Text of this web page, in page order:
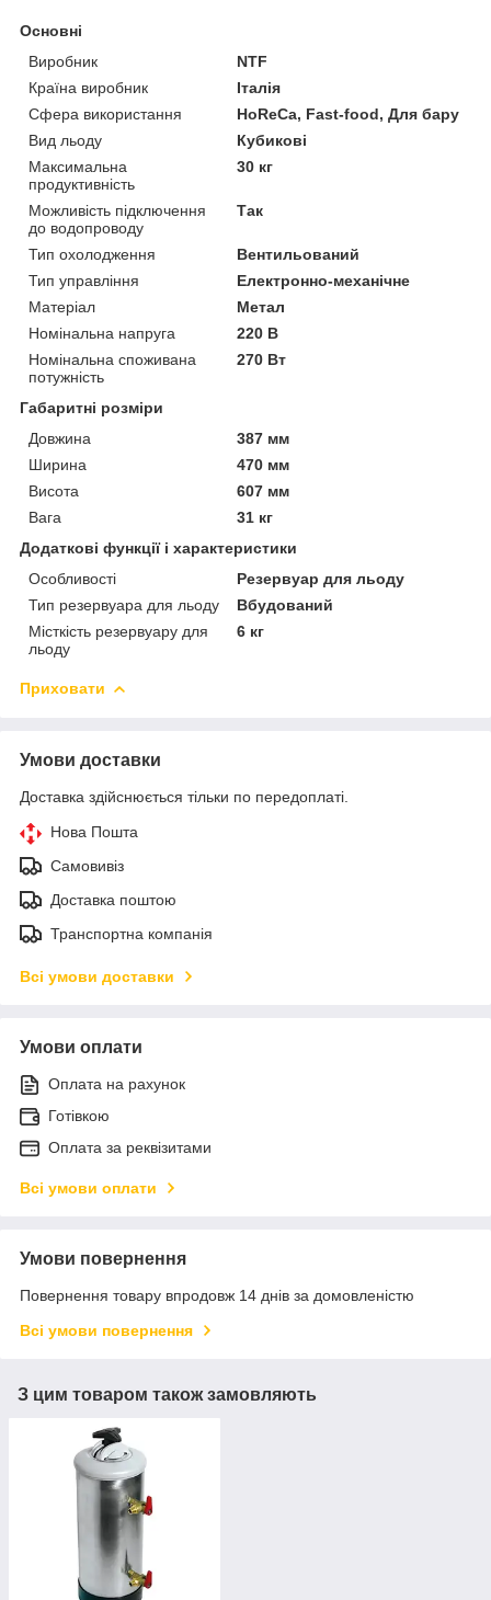
Основні
Виробник
NTF
Країна виробник
Італія
Сфера використання
HoReCa, Fast-food, Для бару
Вид льоду
Кубикові
Максимальна
продуктивність
30 кг
Можливість підключення
до водопроводу
Так
Тип охолодження
Вентильований
Тип управління
Електронно-механічне
Матеріал
Метал
Номінальна напруга
220 В
Номінальна споживана
потужність
270 Вт
Габаритні розміри
Довжина
387 мм
Ширина
470 мм
Висота
607 мм
Вага
31 кг
Додаткові функції і характеристики
Особливості
Резервуар для льоду
Тип резервуара для льоду
Вбудований
Місткість резервуару для
льоду
6 кг
Приховати
Умови доставки
Доставка здійснюється тільки по передоплаті.
Нова Пошта
Самовивіз
Доставка поштою
Транспортна компанія
Всі умови доставки
Умови оплати
Оплата на рахунок
Готівкою
Оплата за реквізитами
Всі умови оплати
Умови повернення
Повернення товару впродовж 14 днів за домовленістю
Всі умови повернення
З цим товаром також замовляють